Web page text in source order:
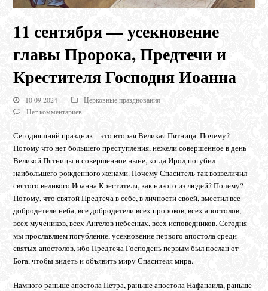
11 сентября — усекновение
главы Пророка, Предтечи и
Крестителя Господня Иоанна
10.09.2024
Церковные празднования
Нет комментариев
Сегодняшний праздник – это вторая Великая Пятница. Почему?
Потому что нет большего преступления, нежели совершенное в день
Великой Пятницы и совершенное ныне, когда Ирод погубил
наибольшего рожденного женами. Почему Спаситель так возвеличил
святого великого Иоанна Крестителя, как никого из людей? Почему?
Потому, что святой Предтеча в себе, в личности своей, вместил все
добродетели неба, все добродетели всех пророков, всех апостолов,
всех мучеников, всех Ангелов небесных, всех исповедников. Сегодня
мы прославляем погубление, усекновение первого апостола среди
святых апостолов, ибо Предтеча Господень первым был послан от
Бога, чтобы видеть и объявить миру Спасителя мира.
Намного раньше апостола Петра, раньше апостола Нафанаила, раньше